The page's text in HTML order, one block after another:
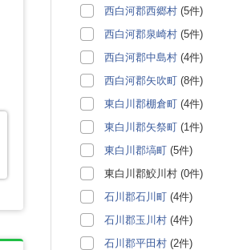
西白河郡西郷村 (5件)
西白河郡泉崎村 (5件)
西白河郡中島村 (4件)
西白河郡矢吹町 (8件)
東白川郡棚倉町 (4件)
東白川郡矢祭町 (1件)
東白川郡塙町 (5件)
東白川郡鮫川村 (0件)
石川郡石川町 (4件)
石川郡玉川村 (4件)
石川郡平田村 (2件)